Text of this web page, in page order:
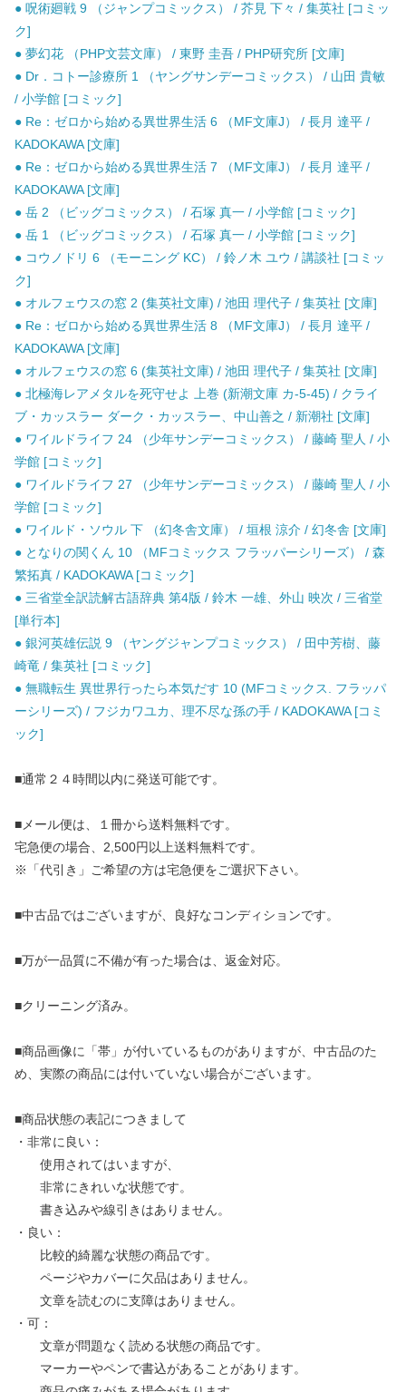
● 呪術廻戦 9 （ジャンプコミックス） / 芥見 下々 / 集英社 [コミッ
ク]
● 夢幻花 （PHP文芸文庫） / 東野 圭吾 / PHP研究所 [文庫]
● Dr．コトー診療所 1 （ヤングサンデーコミックス） / 山田 貴敏
/ 小学館 [コミック]
● Re：ゼロから始める異世界生活 6 （MF文庫J） / 長月 達平 /
KADOKAWA [文庫]
● Re：ゼロから始める異世界生活 7 （MF文庫J） / 長月 達平 /
KADOKAWA [文庫]
● 岳 2 （ビッグコミックス） / 石塚 真一 / 小学館 [コミック]
● 岳 1 （ビッグコミックス） / 石塚 真一 / 小学館 [コミック]
● コウノドリ 6 （モーニング KC） / 鈴ノ木 ユウ / 講談社 [コミッ
ク]
● オルフェウスの窓 2 (集英社文庫) / 池田 理代子 / 集英社 [文庫]
● Re：ゼロから始める異世界生活 8 （MF文庫J） / 長月 達平 /
KADOKAWA [文庫]
● オルフェウスの窓 6 (集英社文庫) / 池田 理代子 / 集英社 [文庫]
● 北極海レアメタルを死守せよ 上巻 (新潮文庫 カ-5-45) / クライ
ブ・カッスラー ダーク・カッスラー、中山善之 / 新潮社 [文庫]
● ワイルドライフ 24 （少年サンデーコミックス） / 藤崎 聖人 / 小
学館 [コミック]
● ワイルドライフ 27 （少年サンデーコミックス） / 藤崎 聖人 / 小
学館 [コミック]
● ワイルド・ソウル 下 （幻冬舎文庫） / 垣根 涼介 / 幻冬舎 [文庫]
● となりの関くん 10 （MFコミックス フラッパーシリーズ） / 森
繁拓真 / KADOKAWA [コミック]
● 三省堂全訳読解古語辞典 第4版 / 鈴木 一雄、外山 映次 / 三省堂
[単行本]
● 銀河英雄伝説 9 （ヤングジャンプコミックス） / 田中芳樹、藤
崎竜 / 集英社 [コミック]
● 無職転生 異世界行ったら本気だす 10 (MFコミックス. フラッパ
ーシリーズ) / フジカワユカ、理不尽な孫の手 / KADOKAWA [コミ
ック]
■通常２４時間以内に発送可能です。
■メール便は、１冊から送料無料です。
宅急便の場合、2,500円以上送料無料です。
※「代引き」ご希望の方は宅急便をご選択下さい。
■中古品ではございますが、良好なコンディションです。
■万が一品質に不備が有った場合は、返金対応。
■クリーニング済み。
■商品画像に「帯」が付いているものがありますが、中古品のた
め、実際の商品には付いていない場合がございます。
■商品状態の表記につきまして
・非常に良い：
使用されてはいますが、
非常にきれいな状態です。
書き込みや線引きはありません。
・良い：
比較的綺麗な状態の商品です。
ページやカバーに欠品はありません。
文章を読むのに支障はありません。
・可：
文章が問題なく読める状態の商品です。
マーカーやペンで書込があることがあります。